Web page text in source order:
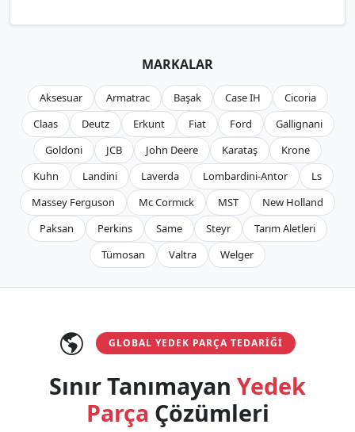
MARKALAR
Aksesuar Armatrac Başak Case IH
Cicoria
Claas
Deutz Erkunt Fiat Ford
Gallignani
Goldoni
JCB John Deere Karataş
Krone
Kuhn
Landini Laverda Lombardini-Antor
Ls
Massey Ferguson
Mc Cormıck MST
New Holland
Paksan
Perkins Same Steyr
Tarım Aletleri
Tümosan
Valtra Welger
GLOBAL YEDEK PARÇA TEDARIĞI
Sınır Tanımayan Yedek
Parça Çözümleri